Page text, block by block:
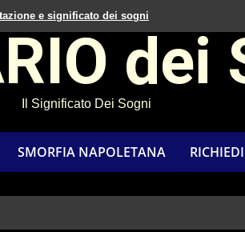
e significato dei sogni
dei
Il Significato Dei Sogni
SMORFIA NAPOLETANA